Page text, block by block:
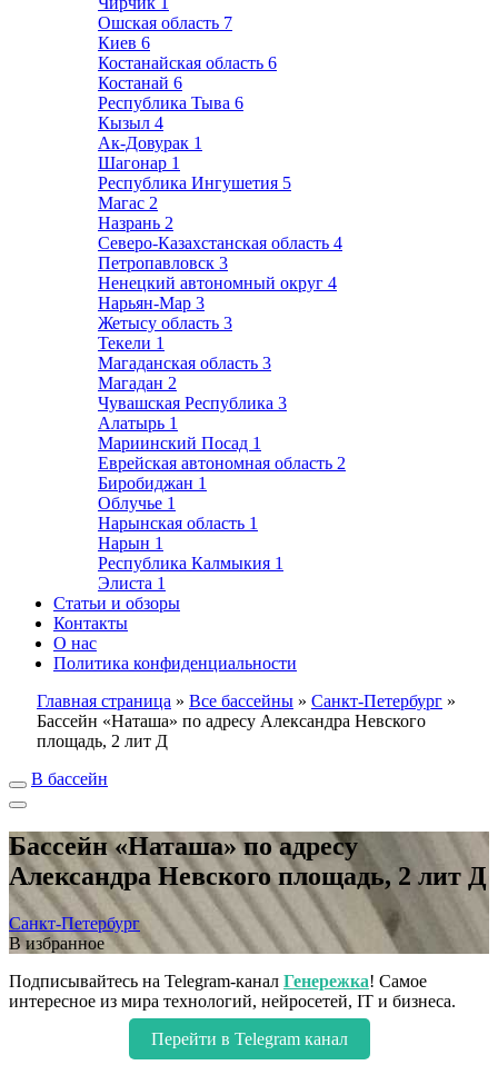
Ошская область 7
Киев 6
Костанайская область 6
Костанай 6
Республика Тыва 6
Кызыл 4
Ак-Довурак 1
Шагонар 1
Республика Ингушетия 5
Магас 2
Назрань 2
Северо-Казахстанская область 4
Петропавловск 3
Ненецкий автономный округ 4
Нарьян-Мар 3
Жетысу область 3
Текели 1
Магаданская область 3
Магадан 2
Чувашская Республика 3
Алатырь 1
Мариинский Посад 1
Еврейская автономная область 2
Биробиджан 1
Облучье 1
Нарынская область 1
Нарын 1
Республика Калмыкия 1
Элиста 1
Статьи и обзоры
Контакты
О нас
Политика конфиденциальности
Главная страница » Все бассейны » Санкт-Петербург »
Бассейн «Наташа» по адресу Александра Невского
площадь, 2 лит Д
В бассейн
Бассейн «Наташа» по адресу
Александра Невского площадь, 2 лит Д
Санкт-Петербург
В избранное
Подписывайтесь на Telegram-канал Генережка! Самое
интересное из мира технологий, нейросетей, IT и бизнеса.
Перейти в Telegram канал